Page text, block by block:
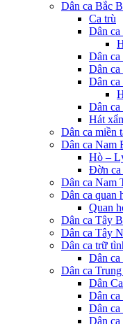
Dân ca Bắc
Ca trù
Dân
Dân
Dân
Dân
Dân ca
Hát
Dân ca miền
Dân ca Nam
Hò –
Đờn ca
Dân ca Nam
Dân ca quan
Quan
Dân ca Tây
Dân ca Tây
Dân ca trữ
Dân
Dân ca
Dân
Dân ca
Dân
Dân